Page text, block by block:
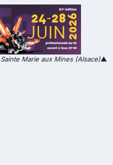
Marie aux Mines (Alsace)▲